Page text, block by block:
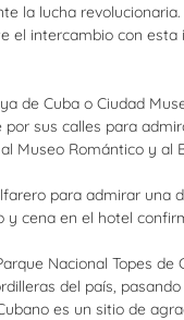
la lucha
el intercambio con
de Cuba o Ciudad
sus calles para
Museo Romántico y al
para admirar una
cena en el hotel
Nacional Topes
del país,
es un sitio de